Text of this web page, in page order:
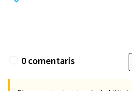
0 comentaris